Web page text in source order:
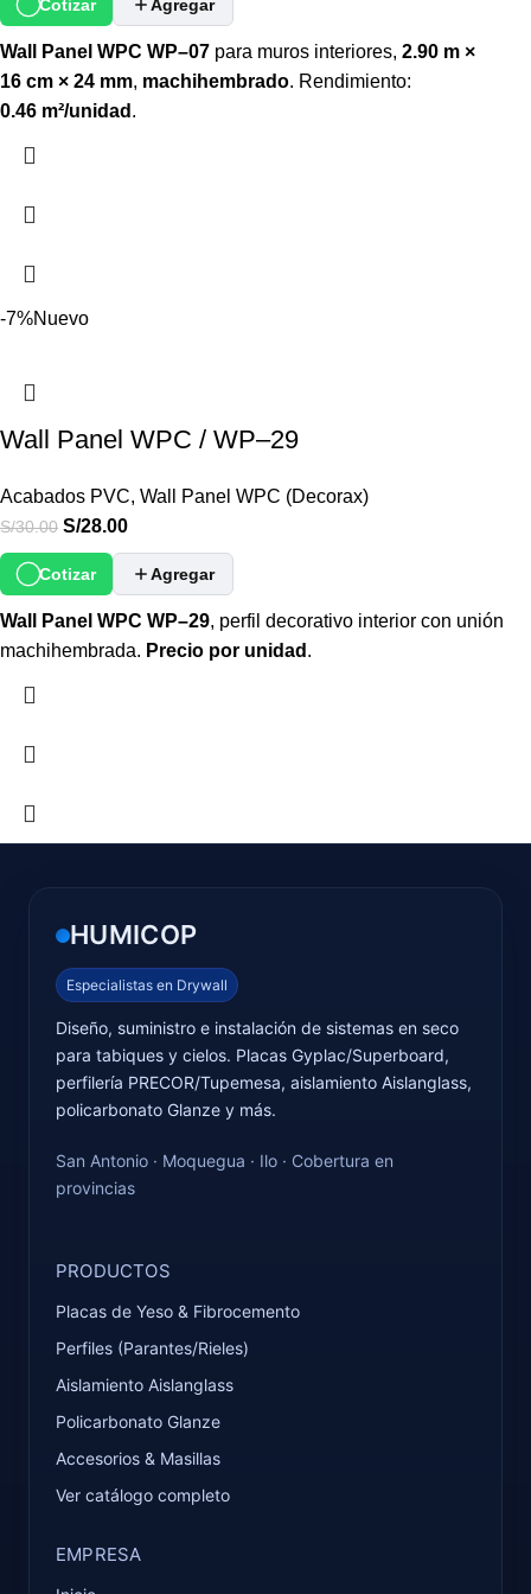
Cotizar Agregar
Wall Panel WPC WP–07 para muros interiores, 2.90 m ×
16 cm × 24 mm, machihembrado. Rendimiento:
0.46 m²/unidad .
-7%Nuevo
Wall Panel WPC / WP–29
Acabados PVC, Wall Panel WPC (Decorax)
S/30.00 S/28.00
Cotizar Agregar
Wall Panel WPC WP–29, perfil decorativo interior con unión
machihembrada. Precio por unidad .
HUMICOP
Especialistas en Drywall
Diseño, suministro e instalación de sistemas en seco
para tabiques y cielos. Placas Gyplac/Superboard,
perfilería PRECOR/Tupemesa, aislamiento Aislanglass,
policarbonato Glanze y más.
San Antonio · Moquegua · Ilo · Cobertura en
provincias
PRODUCTOS
Placas de Yeso & Fibrocemento
Perfiles (Parantes/Rieles)
Aislamiento Aislanglass
Policarbonato Glanze
Accesorios & Masillas
Ver catálogo completo
EMPRESA